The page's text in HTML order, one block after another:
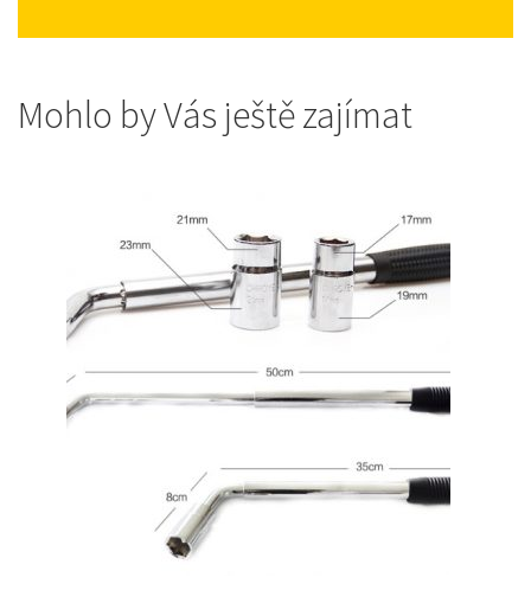
Mohlo by Vás ještě zajímat